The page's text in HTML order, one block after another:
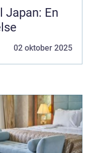
Japan: En
02 oktober 2025